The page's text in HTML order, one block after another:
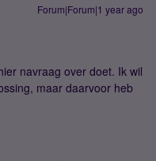
Forum|Forum|1 year ago
navraag over doet. Ik wil
maar daarvoor heb